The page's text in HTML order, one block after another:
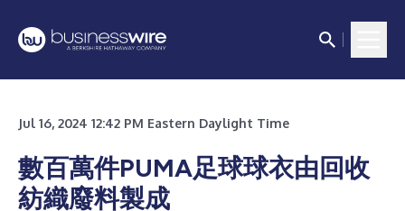
Jul 16, 2024 12:42 PM Eastern Daylight Time
數百萬件PUMA足球球衣由回收
紡織廢料製成